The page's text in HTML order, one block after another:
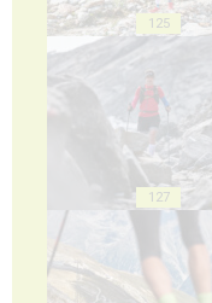
125
127